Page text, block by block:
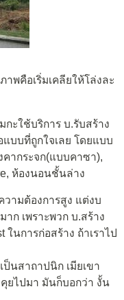
พคือเริ่มเคลียให้โล่งละ
ะใช้บริการ บ.รับสร้าง
บบที่ถูกใจเลย โดยแบบ
ากระจก(แบบคาซา),
ห้องนอนชั้นล่าง
ามต้องการสูง แต่งบ
ก เพราะพวก บ.สร้าง
นการก่อสร้าง ถ้าเราไป
นสาถาปนิก เมียเขา
คุยไปมา มันก็บอกว่า งั้น